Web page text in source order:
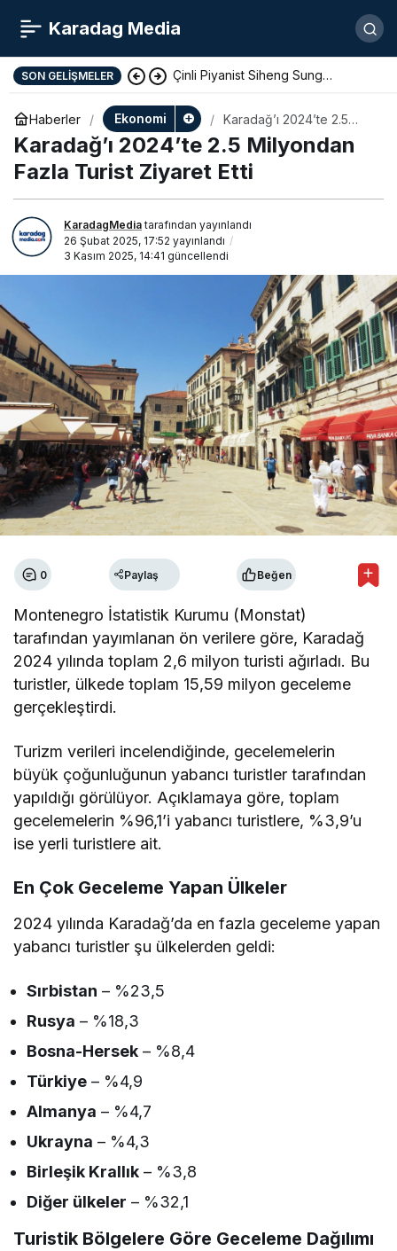
Karadag Media
SON GELIŞMELER Çinli Piyanist Siheng Sung
KotorArt Festivalinde Sahne Alıyor
Haberler Ekonomi
Karadağ’ı 2024’te 2.5
Milyondan Fazla Turist
Ziyaret Etti
Karadağ’ı 2024’te 2.5 Milyondan
Fazla Turist Ziyaret Etti
KaradagMediatarafından yayınlandı
26 Şubat 2025, 17:52 yayınlandı
3 Kasım 2025, 14:41 güncellendi
0 Paylaş Beğen
Montenegro İstatistik Kurumu (Monstat)
tarafından yayımlanan ön verilere göre, Karadağ
2024 yılında toplam 2,6 milyon turisti ağırladı. Bu
turistler, ülkede toplam 15,59 milyon geceleme
gerçekleştirdi.
Turizm verileri incelendiğinde, gecelemelerin
büyük çoğunluğunun yabancı turistler tarafından
yapıldığı görülüyor. Açıklamaya göre, toplam
gecelemelerin %96,1’i yabancı turistlere, %3,9’u
ise yerli turistlere ait.
En Çok Geceleme Yapan Ülkeler
2024 yılında Karadağ’da en fazla geceleme yapan
yabancı turistler şu ülkelerden geldi:
Sırbistan – %23,5
Rusya – %18,3
Bosna-Hersek – %8,4
Türkiye – %4,9
Almanya – %4,7
Ukrayna – %4,3
Birleşik Krallık – %3,8
Diğer ülkeler – %32,1
Turistik Bölgelere Göre Geceleme Dağılımı